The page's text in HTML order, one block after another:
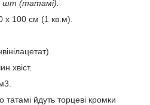
шт (татамі).
х 100 см (1 кв.м).
хвіст.
татамі йдуть торцеві кромки